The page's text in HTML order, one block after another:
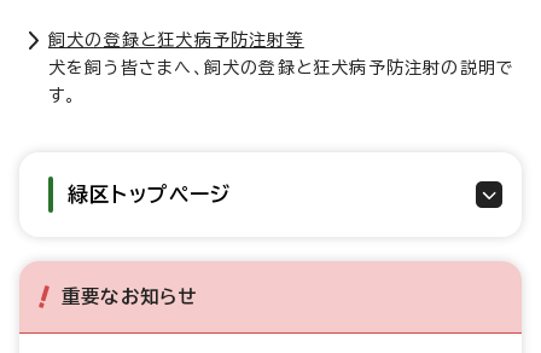
飼犬の登録と狂犬病予防注射等
犬を飼う皆さまへ、飼犬の登録と狂犬病予防注射の説明で
す。
緑区トップページ
重要なお知らせ